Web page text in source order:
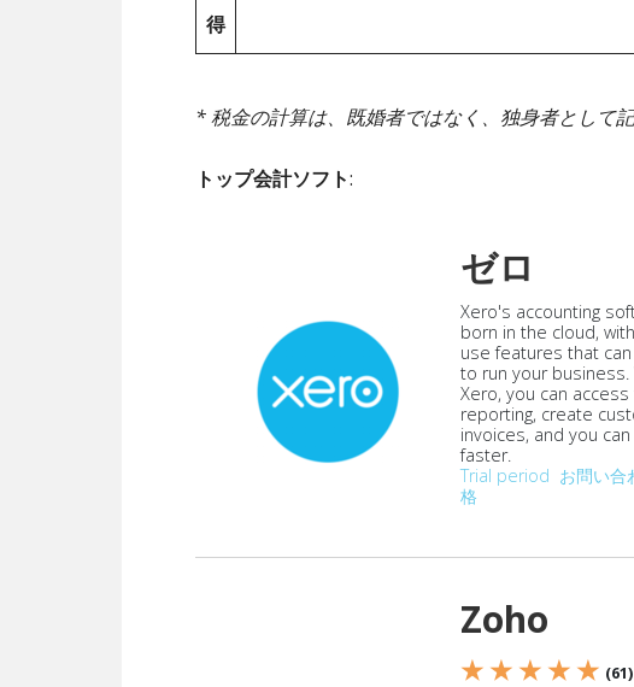
得
* 税金の計算は、既婚者ではなく、独身者として
トップ会計ソフト:
ゼロ
Xero's accounting
born in the cloud,
use features that
to run your business.
Xero, you can
reporting, create
invoices, and you
faster.
Trial period お問い合
格
Zoho
★ ★ ★ ★ ★ (61)